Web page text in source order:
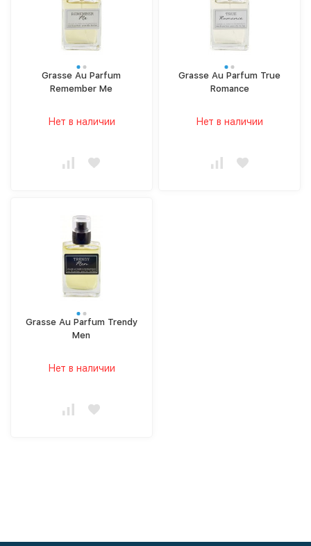
Grasse Au Parfum
Remember Me
Нет в наличии
Grasse Au Parfum True
Romance
Нет в наличии
Grasse Au Parfum Trendy
Men
Нет в наличии